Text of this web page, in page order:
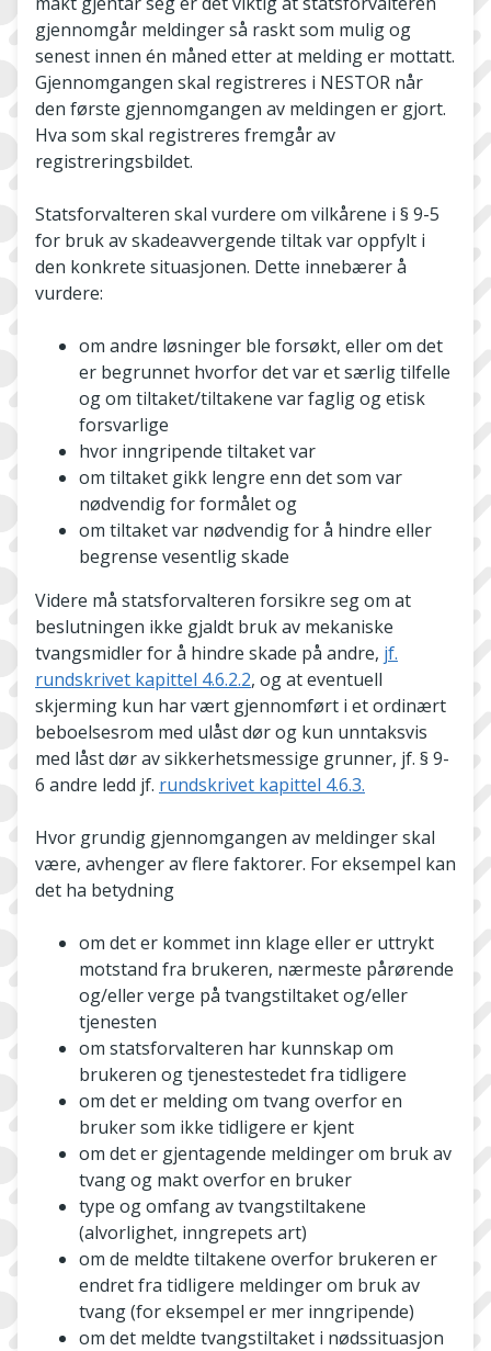
gjennomgår meldinger så raskt som mulig og
senest innen én måned etter at melding er mottatt.
Gjennomgangen skal registreres i NESTOR når
den første gjennomgangen av meldingen er gjort.
Hva som skal registreres fremgår av
registreringsbildet.
Statsforvalteren skal vurdere om vilkårene i § 9-5
for bruk av skadeavvergende tiltak var oppfylt i
den konkrete situasjonen. Dette innebærer å
vurdere:
om andre løsninger ble forsøkt, eller om det
er begrunnet hvorfor det var et særlig tilfelle
og om tiltaket/tiltakene var faglig og etisk
forsvarlige
hvor inngripende tiltaket var
om tiltaket gikk lengre enn det som var
nødvendig for formålet og
om tiltaket var nødvendig for å hindre eller
begrense vesentlig skade
Videre må statsforvalteren forsikre seg om at
beslutningen ikke gjaldt bruk av mekaniske
tvangsmidler for å hindre skade på andre, jf.
rundskrivet kapittel 4.6.2.2, og at eventuell
skjerming kun har vært gjennomført i et ordinært
beboelsesrom med ulåst dør og kun unntaksvis
med låst dør av sikkerhetsmessige grunner, jf. § 9-
6 andre ledd jf. rundskrivet kapittel 4.6.3.
Hvor grundig gjennomgangen av meldinger skal
være, avhenger av flere faktorer. For eksempel kan
det ha betydning
om det er kommet inn klage eller er uttrykt
motstand fra brukeren, nærmeste pårørende
og/eller verge på tvangstiltaket og/eller
tjenesten
om statsforvalteren har kunnskap om
brukeren og tjenestestedet fra tidligere
om det er melding om tvang overfor en
bruker som ikke tidligere er kjent
om det er gjentagende meldinger om bruk av
tvang og makt overfor en bruker
type og omfang av tvangstiltakene
(alvorlighet, inngrepets art)
om de meldte tiltakene overfor brukeren er
endret fra tidligere meldinger om bruk av
tvang (for eksempel er mer inngripende)
om det meldte tvangstiltaket i nødssituasjon